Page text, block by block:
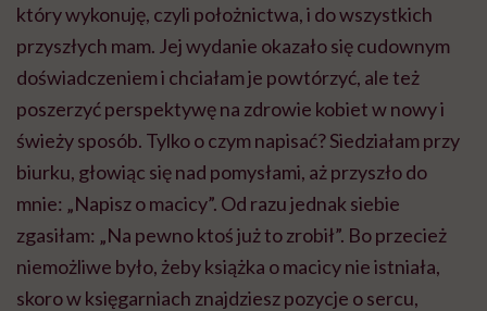
który wykonuję, czyli położnictwa, i do wszystkich
przyszłych mam. Jej wydanie okazało się cudownym
doświadczeniem i chciałam je powtórzyć, ale też
poszerzyć perspektywę na zdrowie kobiet w nowy i
świeży sposób. Tylko o czym napisać? Siedziałam przy
biurku, głowiąc się nad pomysłami, aż przyszło do
mnie: „Napisz o macicy”. Od razu jednak siebie
zgasiłam: „Na pewno ktoś już to zrobił”. Bo przecież
niemożliwe było, żeby książka o macicy nie istniała,
skoro w księgarniach znajdziesz pozycje o sercu,